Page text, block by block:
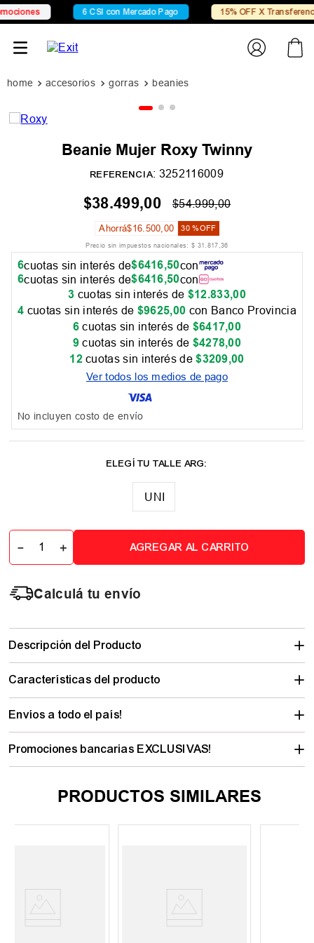
6 CSI con Mercado Pago 15% OFF X Transferencia
accesorios gorras beanies
Beanie Mujer Roxy Twinny
REFERENCIA: 3252116009
$38.499,00 $54.999,00
Ahorrá$16.500,00 30 %OFF
Precio sin impuestos nacionales: $ 31.817,36
6cuotas sin interés de$6416,50con
6cuotas sin interés de$6416,50con
3 cuotas sin interés de $12.833,00
4 cuotas sin interés de $9625,00 con Banco Provincia
6 cuotas sin interés de $6417,00
9 cuotas sin interés de $4278,00
12 cuotas sin interés de$3209,00
Ver todos los medios de pago
No incluyen costo de envío
UNI
＋
－ AGREGAR AL CARRITO
Calculá tu envío
Descripción del Producto
Características del producto
Envíos a todo el país!
Promociones bancarias EXCLUSIVAS!
PRODUCTOS SIMILARES